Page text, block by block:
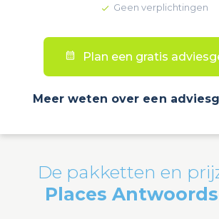
Geen verplichtingen
Plan een gratis
Meer weten over een
De pakketten en
Places